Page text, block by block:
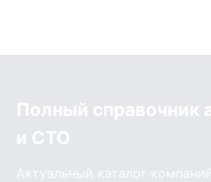
Полный справочник
и СТО
Актуальный каталог